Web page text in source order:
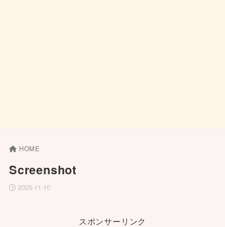
HOME
Screenshot
2025-11-10
スポンサーリンク